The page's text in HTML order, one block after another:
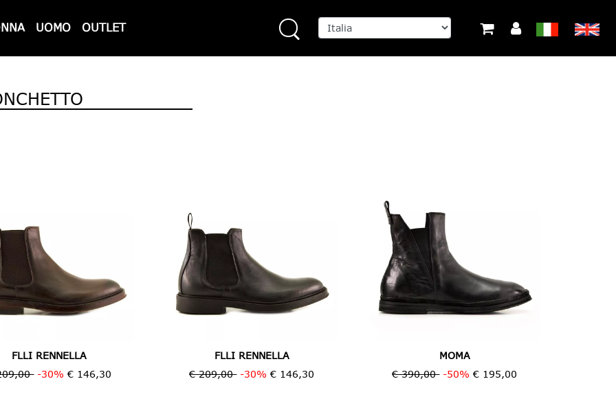
UOMO OUTLET
FLLI RENNELLA
-30%€ 146,30
FLLI RENNELLA
€ 209,00-30%€ 146,30
MOMA
€ 390,00-50%€ 195,00